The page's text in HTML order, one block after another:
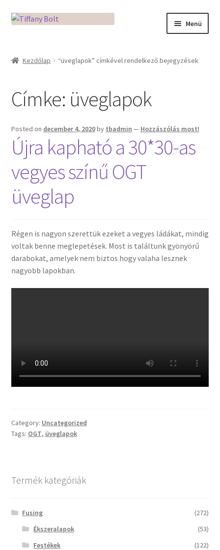
Ugrás
Kilépés
Menü
Az üveg világa / Workshopok
Ékszerkészítés Mikróban
Fusingkemence beüzemelése
Hogyan használd a Mikro Boxot
Mozaik készítés
Tiffany ízelítő
Üvegvágás
Képkeretezés
Kosár
Rólunk
Kezdőlap “üveglapok” címkével rendelkező bejegyzések
Címke: üveglapok
Posted on december 4, 2020by tbadmin — Hozzászólás most!
Újra kapható a 30*30-as
vegyes színű OGT
üveglap
Régen is nagyon szerettük ezeket a vegyes ládákat, mindig
voltak benne meglepetések. Most is találtunk gyönyörű
darabokat, amelyek nem biztos hogy valaha lesznek
nagyobb lapokban.
Category: Uncategorized
Tags: OGT, üveglapok
Termék kategóriák
Fusing
(272)
Ékszeralapok
(53)
Festékek
(122)